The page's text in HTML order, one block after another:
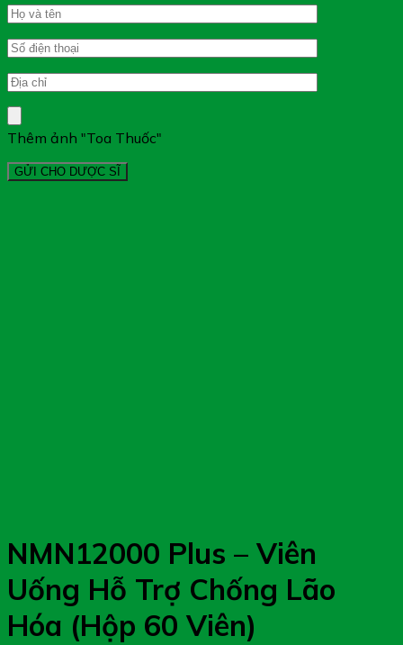
Thêm ảnh "Toa Thuốc"
NMN12000 Plus – Viên
Uống Hỗ Trợ Chống Lão
Hóa (Hộp 60 Viên)